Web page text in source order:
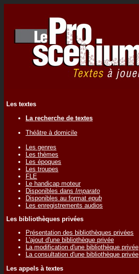
Les textes
La recherche de textes
Théâtre à domicile
Les genres
Les thèmes
Les époques
Les troupes
FLE
Le handicap moteur
Disponibles dans Imparato
Disponibles au format epub
Les enregistrements audios
Les bibliothèques privées
Présentation des bibliothèques privées
L'ajout d'une bibliothèque privée
La modification d'une bibliothèque privée
La consultation d'une bibliothèque privée
Les appels à textes